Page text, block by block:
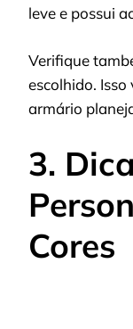
leve e possui
Verifique
escolhido.
armário
3.
Cores